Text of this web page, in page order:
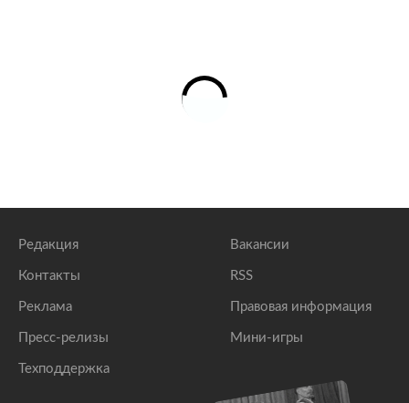
Редакция
Контакты
Реклама
Пресс-релизы
Техподдержка
Вакансии
RSS
Правовая информация
Мини-игры